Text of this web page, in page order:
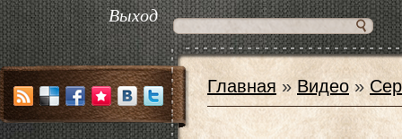
Выход
Главная »Видео »